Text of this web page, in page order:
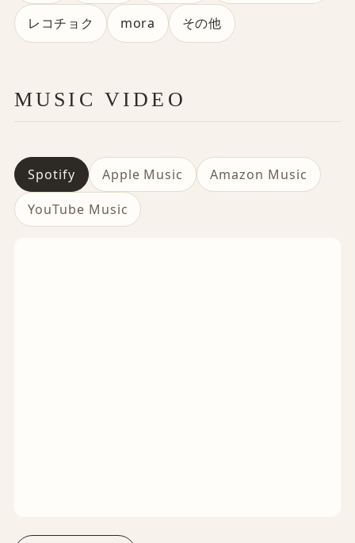
レコチョク mora その他
MUSIC VIDEO
Spotify Apple Music
Amazon Music
YouTube Music